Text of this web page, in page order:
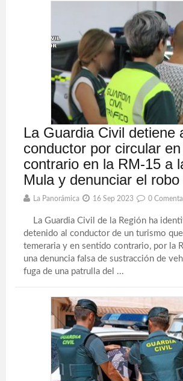
La Guardia Civil detiene
conductor por circular
contrario en la RM-15 a
Mula y denunciar el
La Panorámica 16 Sep 2023 0
La Guardia Civil de la Región ha
detenido al conductor de un turismo
temeraria y en sentido contrario, por la
una denuncia falsa de sustracción de
fuga de una patrulla del ...